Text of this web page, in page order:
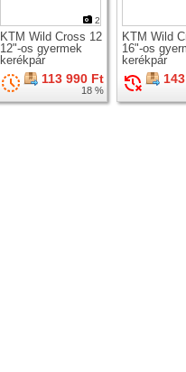
2
KTM Wild Cross 12
12"-os gyermek
kerékpár
113 990 Ft
18 %
KTM Wild
16"-os
kerékpár